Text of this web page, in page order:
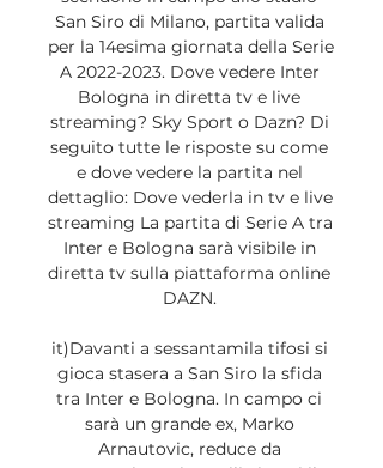
San Siro di Milano, partita valida
per la 14esima giornata della Serie
A 2022-2023. Dove vedere Inter
Bologna in diretta tv e live
streaming? Sky Sport o Dazn? Di
seguito tutte le risposte su come
e dove vedere la partita nel
dettaglio: Dove vederla in tv e live
streaming La partita di Serie A tra
Inter e Bologna sarà visibile in
diretta tv sulla piattaforma online
DAZN.
it)Davanti a sessantamila tifosi si
gioca stasera a San Siro la sfida
tra Inter e Bologna. In campo ci
sarà un grande ex, Marko
Arnautovic, reduce da